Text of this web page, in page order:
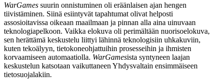
WarGames suurin onnistuminen oli eräänlaisen ajan hengen
tiivistäminen. Siinä esiintyvät tapahtumat olivat helposti
assosioitavissa oikeaan maailmaan ja pinnan alla aina uinuvaan
teknologiapelkoon. Vaikka elokuva oli perimältään nuorisoelokuva,
sen herättämä keskustelu liittyi lähinnä teknologisiin uhkakuviin,
kuten tekoälyyn, tietokoneohjattuihin prosesseihin ja ihmisten
korvaamiseen automaatiolla. WarGamesista syntyneen laajan
keskustelun katsotaan vaikuttaneen Yhdysvaltain ensimmäiseen
tietosuojalakiin.